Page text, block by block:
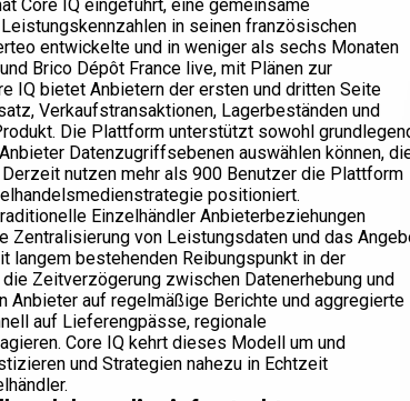
Core IQ eingeführt, eine gemeinsame
in seinen französischen
entwickelte und in weniger als sechs Monaten
Brico Dépôt France live, mit Plänen zur
IQ bietet Anbietern der ersten und dritten Seite
Verkaufstransaktionen, Lagerbeständen und
Die Plattform unterstützt sowohl
Datenzugriffsebenen auswählen können,
nutzen mehr als 900 Benutzer die Plattform
positioniert.
Einzelhändler Anbieterbeziehungen
Zentralisierung von Leistungsdaten und das
bestehenden Reibungspunkt in der
Zeitverzögerung zwischen Datenerhebung und
Anbieter auf regelmäßige Berichte und aggregierte
auf Lieferengpässe, regionale
Core IQ kehrt dieses Modell um und
und Strategien nahezu in Echtzeit